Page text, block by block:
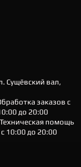
Сущёвский вал,
заказов с
до 20:00
помощь
10:00 до 20:00